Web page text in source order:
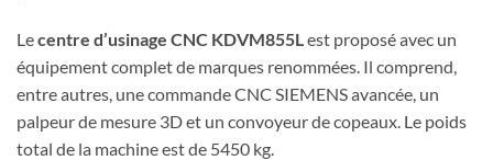
Lecentre d’usinage CNC KDVM855L est proposé avec un
équipement complet de marques renommées. Il comprend,
entre autres, une commande CNC SIEMENS avancée, un
palpeur de mesure 3D et un convoyeur de copeaux. Le poids
total de la machine est de 5450 kg.